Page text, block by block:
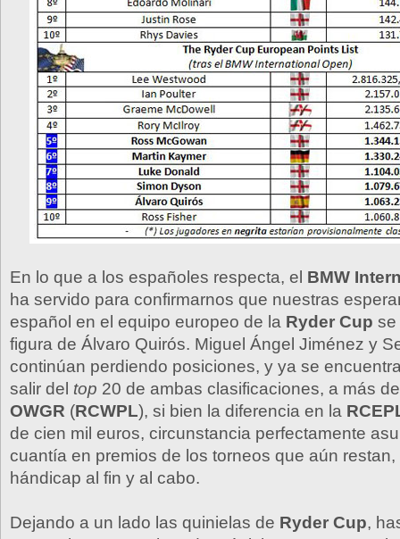
En lo que a los españoles respecta, el BMW
ha servido para confirmarnos que nuestras
español en el equipo europeo de la Ryder Cup se
figura de Álvaro Quirós. Miguel Ángel Jiménez y
continúan perdiendo posiciones, y ya se
salir del top 20 de ambas clasificaciones, a más
OWGR (RCWPL), si bien la diferencia en la
de cien mil euros, circunstancia perfectamente
cuantía en premios de los torneos que aún restan,
hándicap al fin y al cabo.
Dejando a un lado las quinielas de Ryder Cup,